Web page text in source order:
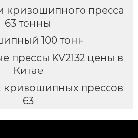
кривошипного пресса
63 тонны
100 тонн
прессы KV2132 цены в
Китае
кривошипных прессов
63